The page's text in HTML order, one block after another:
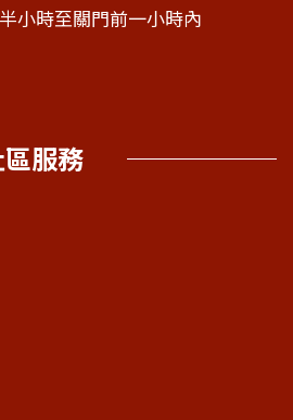
小時至關門前一小時內
服務